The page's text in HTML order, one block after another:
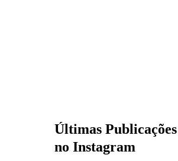
Últimas Publicações
no Instagram